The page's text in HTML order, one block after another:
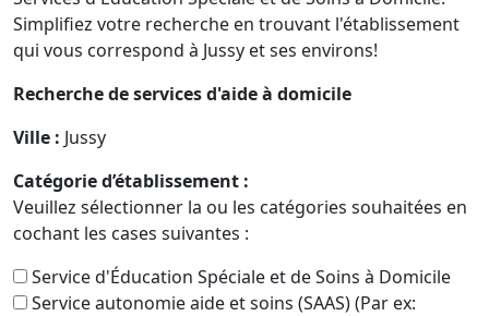
Simplifiez votre recherche en trouvant l'établissement
qui vous correspond à Jussy et ses environs!
Recherche de services d'aide à domicile
Ville : Jussy
Catégorie d’établissement :
Veuillez sélectionner la ou les catégories souhaitées en
cochant les cases suivantes :
Service d'Éducation Spéciale et de Soins à Domicile
Service autonomie aide et soins (SAAS) (Par ex: